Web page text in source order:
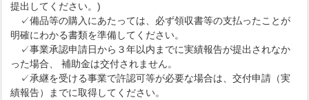
提出してください。)
✓備品等の購入にあたっては、必ず領収書等の支払ったことが
明確にわかる書類を準備してください。
✓事業承認申請日から３年以内までに実績報告が提出されなか
った場合、 補助金は交付されません。
✓承継を受ける事業で許認可等が必要な場合は、交付申請（実
績報告）までに取得してください。